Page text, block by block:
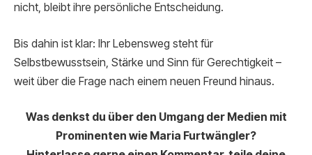
nicht, bleibt ihre persönliche Entscheidung.
Bis dahin ist klar: Ihr Lebensweg steht für
Selbstbewusstsein, Stärke und Sinn für Gerechtigkeit –
weit über die Frage nach einem neuen Freund hinaus.
Was denkst du über den Umgang der Medien mit
Prominenten wie Maria Furtwängler?